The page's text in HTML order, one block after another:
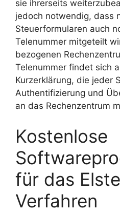
sie ihrerseits
jedoch notwendig, dass
Steuerformularen auch
Telenummer mitgeteilt
bezogenen
Telenummer findet sich
Kurzerklärung, die jeder
Authentifizierung und
an das Rechenzentrum
Kostenlose
für das
Verfahren